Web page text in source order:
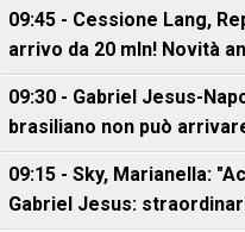
09:45 - Cessione Lang,
arrivo da 20 mln! Novità
09:30 - Gabriel Jesus-
brasiliano non può
09:15 - Sky, Marianella:
Gabriel Jesus: